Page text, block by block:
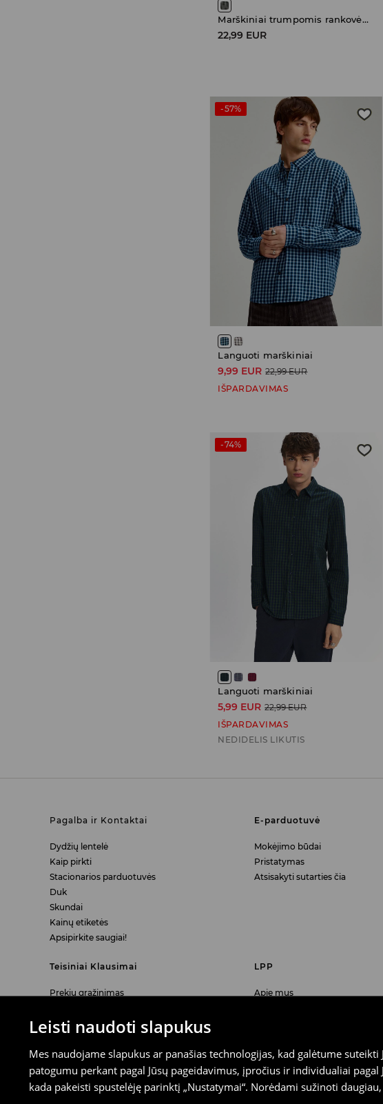
Leisti naudoti slapukus
Mes naudojame slapukus ar panašias technologijas, kad galėtume
patogumu perkant pagal Jūsų pageidavimus, įpročius ir individualiai
kada pakeisti spustelėję parinktį „Nustatymai“. Norėdami sužinoti
Marškiniai trumpomis rankovėmis
22,99 EUR
-57%
Languoti marškiniai
9,99 EUR 22,99 EUR
IŠPARDAVIMAS
-74%
Languoti marškiniai
5,99 EUR 22,99 EUR
IŠPARDAVIMAS
NEDIDELIS LIKUTIS
Pagalba ir Kontaktai
Dydžių lentelė
Kaip pirkti
Stacionarios parduotuvės
Duk
Skundai
Kainų etiketės
Apsipirkite saugiai!
E-parduotuvė
Mokėjimo būdai
Pristatymas
Atsisakyti sutarties čia
Teisiniai Klausimai
Prekių grąžinimas
taisyklės
Akiniai- ES atitikties deklaracija
Elektronikos ir baterijų surinkimas
Skaitmeninės prieinamumo informacija
LPP
Apie mus